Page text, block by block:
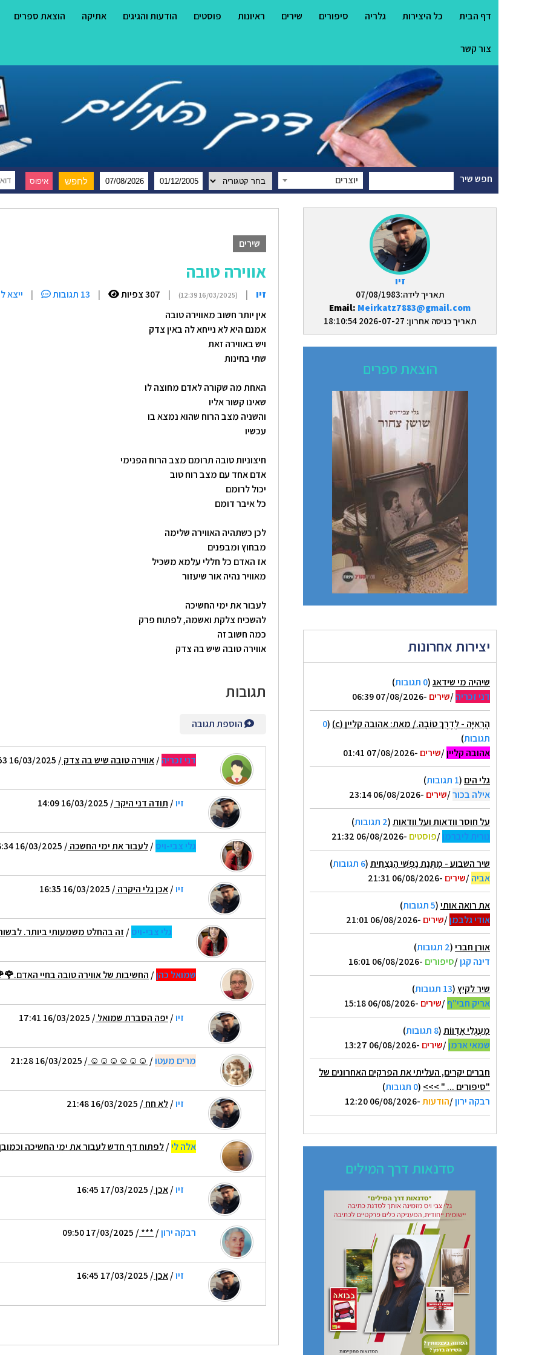
דף הבית כל היצירות גלריה סיפורים שירים ראיונות פוסטים הודעות והגיגים אתיקה הוצאת ספרים
צור קשר
חפש שיר יוצרים
זיו
תאריך לידה:07/08/1983
Email: Meirkatz7883@gmail.com
תאריך כניסה אחרון: 2026-07-27 18:10:54
הוצאת ספרים
יצירות אחרונות
שיהיה מי שידאג(0 תגובות
)
דני זכריה/שירים -07/08/2026 06:39
הָרְאִיָּה - לְדֶרֶךְ טוֹבָה./ מאת: אהובה קליין (c) (
0
תגובות)
אהובה קליין/שירים -07/08/2026 01:41
גלי הים (1 תגובות
)
אילה בכור/שירים -06/08/2026 23:14
על חוסר וודאות ועל וודאות(2 תגובות
)
נורית ליברמן/פוסטים -06/08/2026 21:32
שיר השבוע - מַתְּנַת נַפְשִׁי הַנִּצְחִית(6 תגובות
)
אביה/שירים -06/08/2026 21:31
את רואה אותי(5 תגובות
)
אודי גלבמן/שירים -06/08/2026 21:01
אורן חברי(2 תגובות
)
דינה קגן/סיפורים -06/08/2026 16:01
שיר לקיץ(13 תגובות
)
אריק חבי"ף/שירים -06/08/2026 15:18
מַעְגְּלֵי אַדְווֹת(8 תגובות
)
שמאי ארמן/שירים -06/08/2026 13:27
חברים יקרים, העליתי את הפרקים האחרונים של
"סיפורים ... " >>> (0 תגובות
)
רבקה ירון/הודעות-06/08/2026 12:20
סדנאות דרך המילים
שירים
אווירה טובה
זיו |
(16/03/2025 12:39)
| 307 צפיות | 13 תגובות | ייצא ל
אין יותר חשוב מאווירה טובה
אמנם היא לא נייחא לה באין צדק
ויש באווירה זאת
שתי בחינות
האחת מה שקורה לאדם מחוצה לו
שאינו קשור אליו
והשניה מצב הרוח שהוא נמצא בו
עכשיו
חיצוניות טובה תרומם מצב הרוח הפנימי
אדם אחד עם מצב רוח טוב
יכול לרומם
כל איבר דומם
לכן כשתהיה האווירה שלימה
מבחוץ ומבפנים
אז האדם כל חללי עלמא משכיל
מאוויר נהיה אור שיעזור
לעבור את ימי החשיכה
להשכיח צלקת ואשמה, לפתוח פרק
כמה חשוב זה
אווירה טובה שיש בה צדק
תגובות
הוספת תגובה
דני זכריה/אווירה טובה שיש בה צדק/ 16/03/2025 12:53
זיו/תודה דני היקר/ 16/03/2025 14:09
גלי צבי-ויס/לעבור את ימי החשכה/ 16/03/2025 16:34
זיו/אכן גלי היקרה/ 16/03/2025 16:35
גלי צבי-ויס/זה בהחלט משמעותי ביותר.
שמואל כהן/החשיבות של אווירה טובה בחיי
זיו/יפה הסברת שמואל/ 16/03/2025 17:41
מרים מעטו/
☺☺☺☺☺☺
/ 16/03/2025 21:28
זיו/לא חח/ 16/03/2025 21:48
אלה לי/לפתוח דף חדש לעבור את ימי החשיכה
זיו/אכן/ 17/03/2025 16:45
רבקה ירון/
***
/ 17/03/2025 09:50
זיו/אכן/ 17/03/2025 16:45